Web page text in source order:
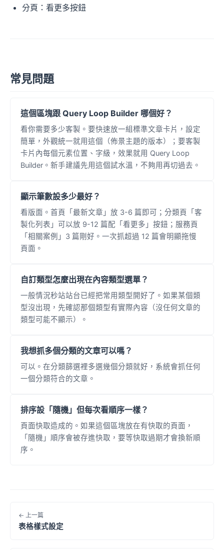
分頁：看更多按鈕
常見問題
這個區塊跟 Query Loop Builder 哪個好？
看你需要多少客製。要快速放一組標準文章卡片，設定
簡單，外觀統一就用這個（佈景主題的版本）；要客製
卡片內每個元素位置、字級，效果就用 Query Loop
Builder。新手建議先用這個試水溫，不夠用再切過去。
顯示筆數設多少最好？
看版面。首頁「最新文章」放 3-6 篇即可；分類頁「客
製化列表」可以放 9-12 篇配「看更多」按鈕；服務頁
「相關案例」3 篇剛好。一次抓超過 12 篇會明顯拖慢
頁面。
自訂類型怎麼出現在內容類型選單？
一般情況秒站站台已經把常用類型開好了。如果某個類
型沒出現，先確認那個類型有實際內容（沒任何文章的
類型可能不顯示）。
我想抓多個分類的文章可以嗎？
可以。在分類篩選裡多選幾個分類就好，系統會抓任何
一個分類符合的文章。
排序設「隨機」但每次看順序一樣？
頁面快取造成的。如果這個區塊放在有快取的頁面，
「隨機」順序會被存進快取，要等快取過期才會換新順
序。
← 上一篇
表格樣式設定